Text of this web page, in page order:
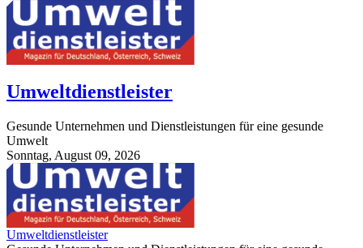
Umweltdienstleister
Gesunde Unternehmen und Dienstleistungen für eine gesunde
Umwelt
Sonntag, August 09, 2026
StuttgartApotheke.com
Umweltdienstleister